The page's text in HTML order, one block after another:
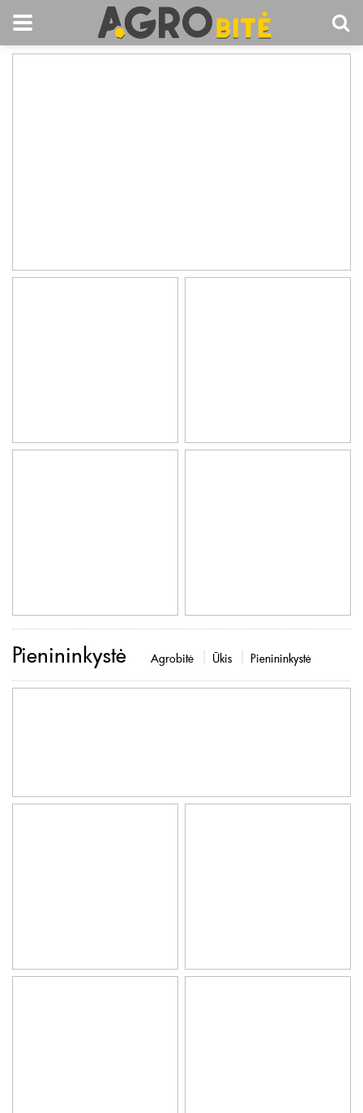
Pienininkystė Agrobitė Ūkis Pienininkystė